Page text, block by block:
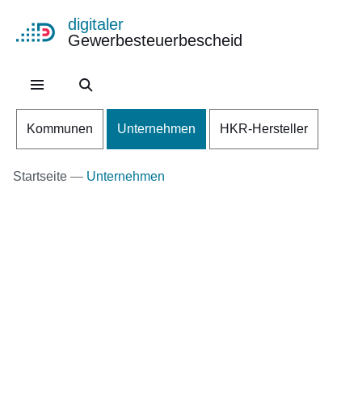
Direkt zum Kopf der
Direkt zum Inhalt
Direkt zum Fuß der
digitaler
Gewerbesteuerbescheid
Kommunen Unternehmen HKR-Hersteller
Startseite Unternehmen